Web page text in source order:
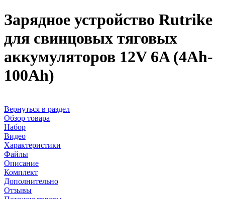
Зарядное устройство Rutrike
для свинцовых тяговых
аккумуляторов 12V 6A (4Ah-
100Ah)
Вернуться в раздел
Обзор товара
Набор
Видео
Характеристики
Файлы
Описание
Комплект
Дополнительно
Отзывы